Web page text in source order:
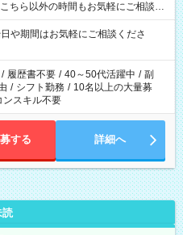
期間はお気軽にご相談くださ
/ 履歴書不要 / 40～50代活躍中 / 副
/ シフト勤務 / 10名以上の大量募
ンスキル不要
する 詳細へ
読